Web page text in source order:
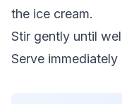
the ice cream.
Stir gently until
Serve immediately